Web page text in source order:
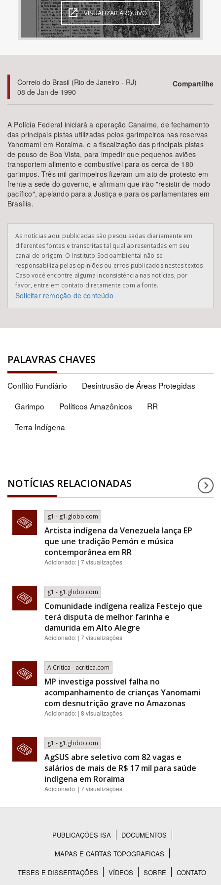
Bioma / Bacia
Subtema
Área de Levantamento
Área Protegida
BUSCAR
VISUALIZAR ARQUIVO
Correio do Brasil (Rio de Janeiro - RJ)
08 de Jan de 1990
Compartilhe
A Polícia Federal iniciará a operação Canaime, de fechamento
das principais pistas utilizadas pelos garimpeiros nas reservas
Yanomami em Roraima, e a fiscalização das principais pistas
de pouso de Boa Vista, para impedir que pequenos aviões
transportem alimento e combustível para os cerca de 180
garimpos. Três mil garimpeiros fizeram um ato de protesto em
frente a sede do governo, e afirmam que irão "resistir de modo
pacífico", apelando para a Justiça e para os parlamentares em
Brasília.
As notícias aqui publicadas são pesquisadas diariamente em
diferentes fontes e transcritas tal qual apresentadas em seu
canal de origem. O Instituto Socioambiental não se
responsabiliza pelas opiniões ou erros publicados nestes textos.
Caso você encontre alguma inconsistência nas notícias, por
favor, entre em contato diretamente com a fonte.
Solicitar remoção de conteúdo
PALAVRAS CHAVES
Conflito Fundiário
Desintrusão de Áreas Protegidas
Garimpo
Políticos Amazônicos
RR
Terra Indígena
NOTÍCIAS RELACIONADAS
g1 - g1.globo.com
Artista indígena da Venezuela lança EP
que une tradição Pemón e música
contemporânea em RR
Adicionado: | 7 visualizações
g1 - g1.globo.com
Comunidade indígena realiza Festejo que
terá disputa de melhor farinha e
damurida em Alto Alegre
Adicionado: | 7 visualizações
A Crítica - acritica.com
MP investiga possível falha no
acompanhamento de crianças Yanomami
com desnutrição grave no Amazonas
Adicionado: | 8 visualizações
g1 - g1.globo.com
AgSUS abre seletivo com 82 vagas e
salários de mais de R$ 17 mil para saúde
indígena em Roraima
Adicionado: | 7 visualizações
Rodapé
PUBLICAÇÕES ISA
DOCUMENTOS
MAPAS E CARTAS TOPOGRAFICAS
TESES E DISSERTAÇÕES
VÍDEOS SOBRE CONTATO